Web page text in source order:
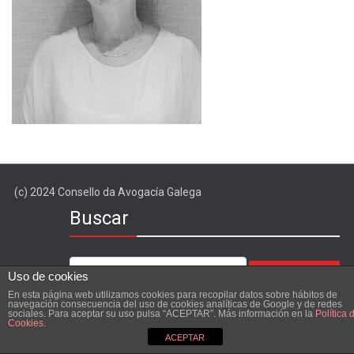
(c) 2024 Consello da Avogacía Galega
Buscar
Uso de cookies
En esta página web utilizamos cookies para recopilar datos sobre hábitos de
navegación consecuencia del uso de cookies analíticas de Google y de redes
sociales. Para aceptar su uso pulsa “ACEPTAR”. Más información en la Política
Cookies.
ACEPTAR